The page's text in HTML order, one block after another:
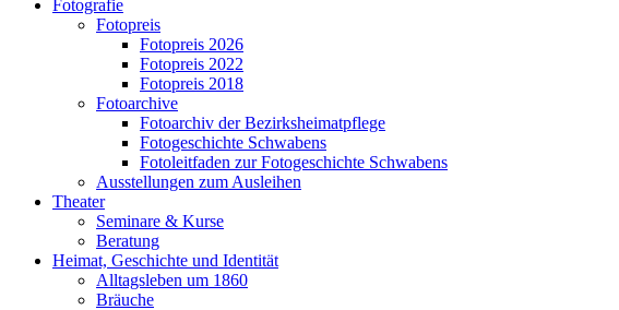
Fotografie
Fotopreis
Fotopreis 2026
Fotopreis 2022
Fotopreis 2018
Fotoarchive
Fotoarchiv der Bezirksheimatpflege
Fotogeschichte Schwabens
Fotoleitfaden zur Fotogeschichte Schwabens
Ausstellungen zum Ausleihen
Theater
Seminare & Kurse
Beratung
Heimat, Geschichte und Identität
Alltagsleben um 1860
Bräuche